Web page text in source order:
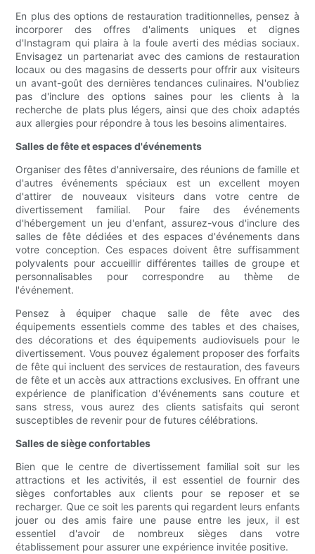
En plus des options de restauration traditionnelles, pensez à
incorporer des offres d'aliments uniques et dignes
d'Instagram qui plaira à la foule averti des médias sociaux.
Envisagez un partenariat avec des camions de restauration
locaux ou des magasins de desserts pour offrir aux visiteurs
un avant-goût des dernières tendances culinaires. N'oubliez
pas d'inclure des options saines pour les clients à la
recherche de plats plus légers, ainsi que des choix adaptés
aux allergies pour répondre à tous les besoins alimentaires.
Salles de fête et espaces d'événements
Organiser des fêtes d'anniversaire, des réunions de famille et
d'autres événements spéciaux est un excellent moyen
d'attirer de nouveaux visiteurs dans votre centre de
divertissement familial. Pour faire des événements
d'hébergement un jeu d'enfant, assurez-vous d'inclure des
salles de fête dédiées et des espaces d'événements dans
votre conception. Ces espaces doivent être suffisamment
polyvalents pour accueillir différentes tailles de groupe et
personnalisables pour correspondre au thème de
l'événement.
Pensez à équiper chaque salle de fête avec des
équipements essentiels comme des tables et des chaises,
des décorations et des équipements audiovisuels pour le
divertissement. Vous pouvez également proposer des forfaits
de fête qui incluent des services de restauration, des faveurs
de fête et un accès aux attractions exclusives. En offrant une
expérience de planification d'événements sans couture et
sans stress, vous aurez des clients satisfaits qui seront
susceptibles de revenir pour de futures célébrations.
Salles de siège confortables
Bien que le centre de divertissement familial soit sur les
attractions et les activités, il est essentiel de fournir des
sièges confortables aux clients pour se reposer et se
recharger. Que ce soit les parents qui regardent leurs enfants
jouer ou des amis faire une pause entre les jeux, il est
essentiel d'avoir de nombreux sièges dans votre
établissement pour assurer une expérience invitée positive.